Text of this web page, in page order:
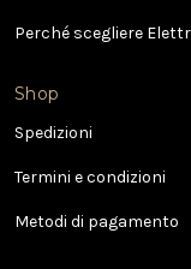
z
e
m
i
l
Perché scegliere
Shop
Spedizioni
Termini e condizioni
Metodi di pagamento